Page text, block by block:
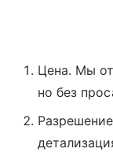
Цена. Мы
но без